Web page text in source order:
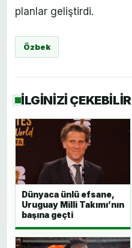
planlar geliştirdi.
Özbek
İLGİNİZİ ÇEKEBİLİR
Dünyaca ünlü efsane,
Uruguay Milli Takımı’nın
başına geçti